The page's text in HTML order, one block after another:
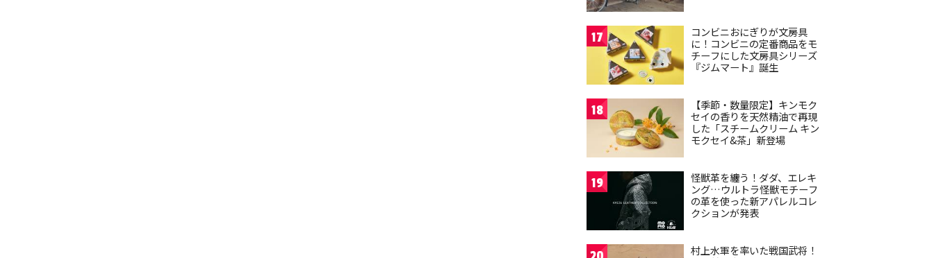
17
コンビニおにぎりが文房具
に！コンビニの定番商品をモ
チーフにした文房具シリーズ
『ジムマート』誕生
18
【季節・数量限定】キンモク
セイの香りを天然精油で再現
した「スチームクリーム キン
モクセイ&茶」新登場
19
怪獣革を纏う！ダダ、エレキ
ング…ウルトラ怪獣モチーフ
の革を使った新アパレルコレ
クションが発表
村上水軍を率いた戦国武将！